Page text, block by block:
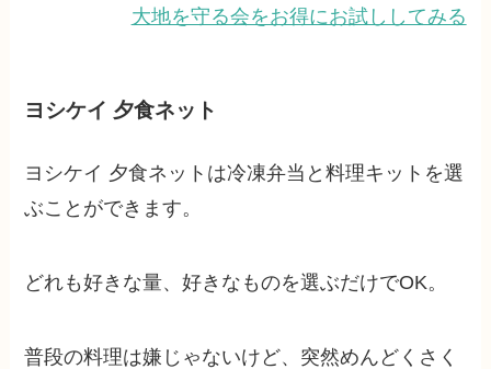
大地を守る会をお得にお試ししてみる
ヨシケイ 夕食ネット
ヨシケイ 夕食ネットは冷凍弁当と料理キットを選
ぶことができます。
どれも好きな量、好きなものを選ぶだけでOK。
普段の料理は嫌じゃないけど、突然めんどくさく